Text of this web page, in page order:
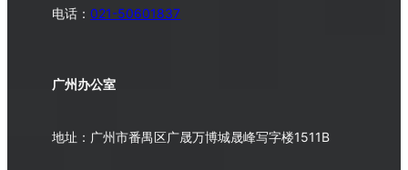
电话：021-50601837
广州办公室
地址：广州市番禺区广晟万博城晟峰写字楼1511B